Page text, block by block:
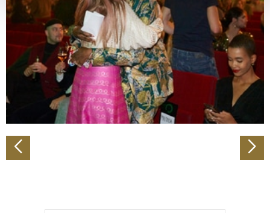
Erfahren Sie mehr darüber, wie Ihre persönlichen Daten
verarbeitet werden, und legen Sie Ihre Präferenzen im
Abschnitt Einzelheitenfest.
Wir verwenden Cookies, um Inhalte und Anzeigen zu
personalisieren, Funktionen für soziale Medien anbieten
zu können und die Zugriffe auf unsere Website zu
analysieren. Außerdem geben wir Informationen zu Ihrer
Verwendung unserer Website an unsere Partner für
soziale Medien, Werbung und Analysen weiter. Unsere
Partner führen diese Informationen möglicherweise mit